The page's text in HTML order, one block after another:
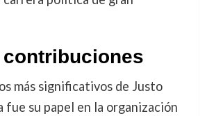
más significativos de Justo
fue su papel en la organización